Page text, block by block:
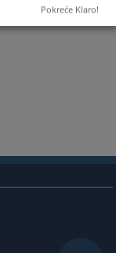
Pokreće Klaro!